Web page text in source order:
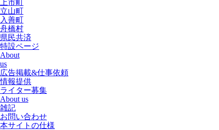
上市町
立山町
入善町
舟橋村
県民共済
特設ページ
About
us
広告掲載&仕事依頼
情報提供
ライター募集
About us
雑記
お問い合わせ
本サイトの仕様